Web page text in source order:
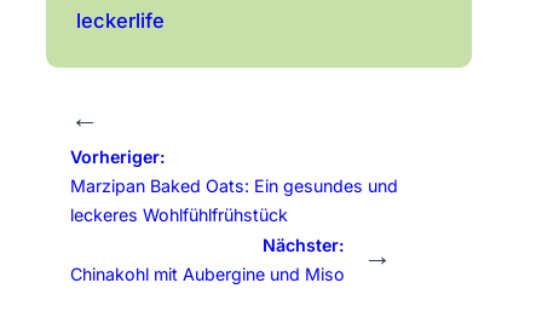
leckerlife
←
Vorheriger:
Marzipan Baked Oats: Ein gesundes und
leckeres Wohlfühlfrühstück
Nächster:
Chinakohl mit Aubergine und Miso
→